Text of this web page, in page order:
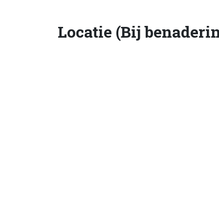
Locatie (Bij